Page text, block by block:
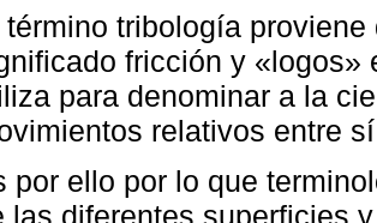
término tribología
fricción y «logos»
para denominar a la
relativos entre
por ello por lo que
las diferentes superficies